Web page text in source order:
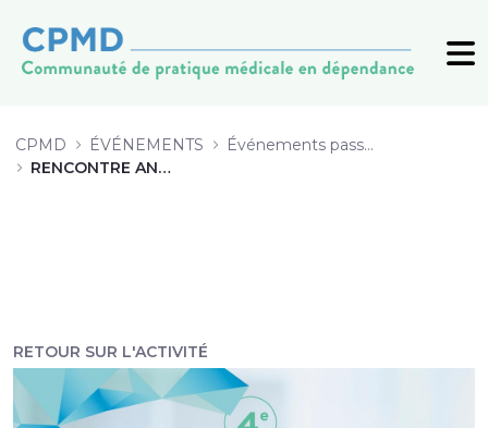
CPMD ÉVÉNEMENTS
Événements passés (archive)
RENCONTRE ANNUELLE 2019
RETOUR SUR L'ACTIVITÉ